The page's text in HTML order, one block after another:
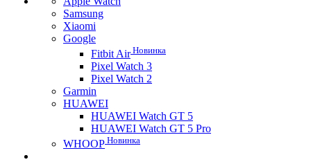
Samsung
Xiaomi
Google
Fitbit AirНовинка
Pixel Watch 3
Pixel Watch 2
Garmin
HUAWEI
HUAWEI Watch GT 5
HUAWEI Watch GT 5 Pro
WHOOP Новинка